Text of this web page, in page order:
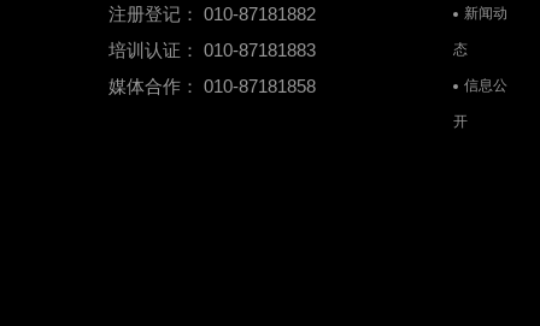
注册登记： 010-87181882
培训认证： 010-87181883
媒体合作： 010-87181858
新闻动
态
信息公
开